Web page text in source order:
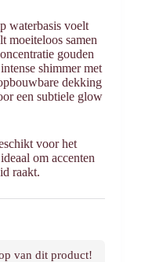
waterbasis voelt
moeiteloos samen
gouden
shimmer met
dekking
een subtiele glow
voor het
om accenten
raakt.
van dit product!